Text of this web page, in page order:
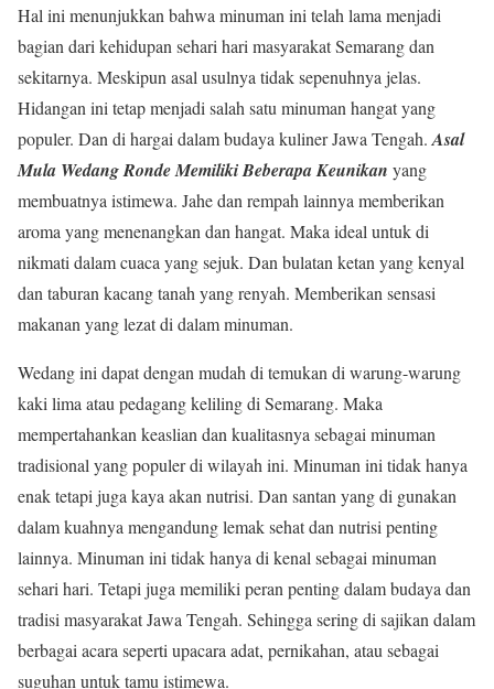
Hal ini menunjukkan bahwa minuman ini telah lama menjadi
bagian dari kehidupan sehari hari masyarakat Semarang dan
sekitarnya. Meskipun asal usulnya tidak sepenuhnya jelas.
Hidangan ini tetap menjadi salah satu minuman hangat yang
populer. Dan di hargai dalam budaya kuliner Jawa Tengah. Asal
Mula Wedang RondeMemiliki Beberapa Keunikan yang
membuatnya istimewa. Jahe dan rempah lainnya memberikan
aroma yang menenangkan dan hangat. Maka ideal untuk di
nikmati dalam cuaca yang sejuk. Dan bulatan ketan yang kenyal
dan taburan kacang tanah yang renyah. Memberikan sensasi
makanan yang lezat di dalam minuman.
Wedang ini dapat dengan mudah di temukan di warung-warung
kaki lima atau pedagang keliling di Semarang. Maka
mempertahankan keaslian dan kualitasnya sebagai minuman
tradisional yang populer di wilayah ini. Minuman ini tidak hanya
enak tetapi juga kaya akan nutrisi. Dan santan yang di gunakan
dalam kuahnya mengandung lemak sehat dan nutrisi penting
lainnya. Minuman ini tidak hanya di kenal sebagai minuman
sehari hari. Tetapi juga memiliki peran penting dalam budaya dan
tradisi masyarakat Jawa Tengah. Sehingga sering di sajikan dalam
berbagai acara seperti upacara adat, pernikahan, atau sebagai
suguhan untuk tamu istimewa.